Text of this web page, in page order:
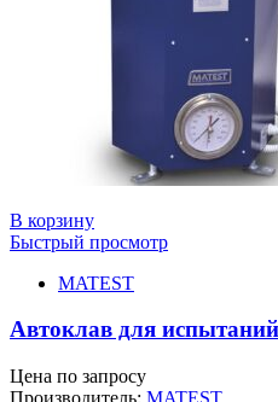
В корзину
Быстрый просмотр
MATEST
Автоклав для
Цена по запросу